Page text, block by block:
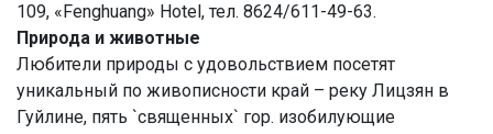
109, «Fenghuang» Hotel, тел. 8624/611-49-63.
Природа и животные
Любители природы с удовольствием посетят
уникальный по живописности край – реку Лицзян в
Гуйлине, пять `священных` гор. изобилующие